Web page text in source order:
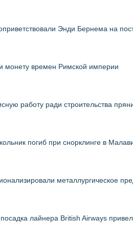
Энди Бернема на
монету времен Римской империи
работу ради строительства
погиб при снорклинге в
металлургическое
лайнера British Airways